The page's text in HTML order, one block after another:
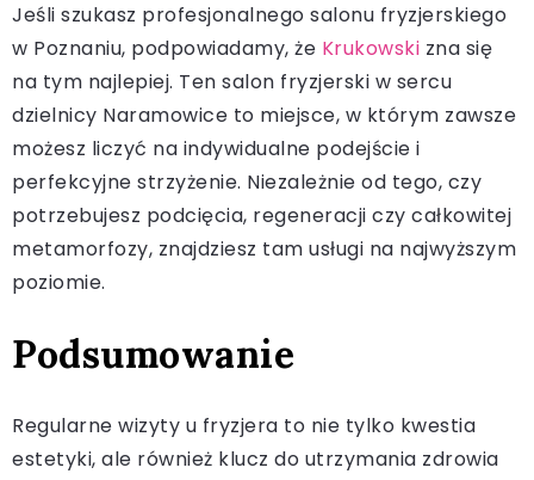
Jeśli szukasz profesjonalnego salonu fryzjerskiego
w Poznaniu, podpowiadamy, że Krukowski zna się
na tym najlepiej. Ten salon fryzjerski w sercu
dzielnicy Naramowice to miejsce, w którym zawsze
możesz liczyć na indywidualne podejście i
perfekcyjne strzyżenie. Niezależnie od tego, czy
potrzebujesz podcięcia, regeneracji czy całkowitej
metamorfozy, znajdziesz tam usługi na najwyższym
poziomie.
Podsumowanie
Regularne wizyty u fryzjera to nie tylko kwestia
estetyki, ale również klucz do utrzymania zdrowia